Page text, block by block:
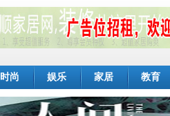
时尚 娱乐 家居 教育